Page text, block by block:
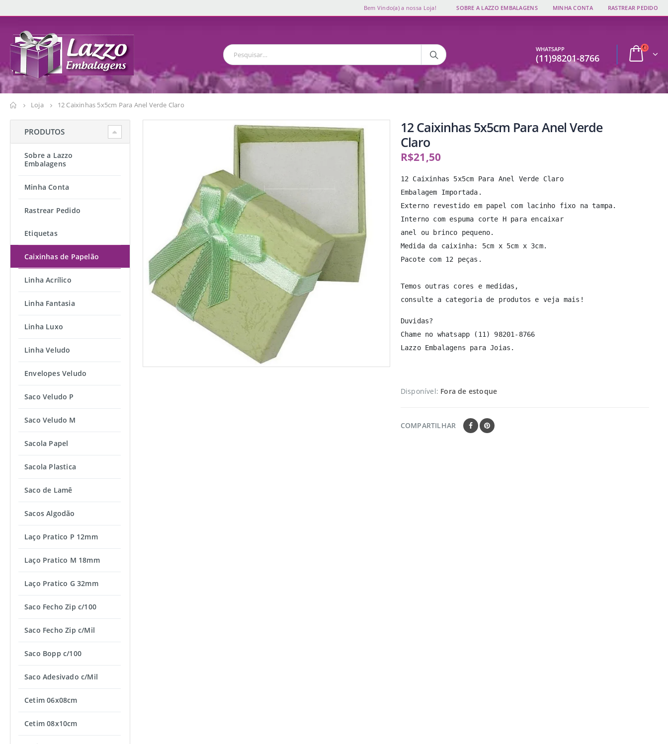
Bem Vindo(a) a nossa Loja! SOBRE A LAZZO EMBALAGENS MINHA CONTA RASTREAR PEDIDO
WHATSAPP
(11)98201-8766
Loja 12 Caixinhas 5x5cm Para Anel Verde Claro
12 Caixinhas 5x5cm Para Anel Verde
Claro
R$21,50
12 Caixinhas 5x5cm Para Anel Verde Claro
Embalagem Importada.
Externo revestido em papel com lacinho fixo na tampa.
Interno com espuma corte H para encaixar
anel ou brinco pequeno.
Medida da caixinha: 5cm x 5cm x 3cm.
Pacote com 12 peças.
Temos outras cores e medidas,
consulte a categoria de produtos e veja mais!
Duvidas?
Chame no whatsapp (11) 98201-8766
Lazzo Embalagens para Joias.
Disponível: Fora de estoque
COMPARTILHAR
PRODUTOS
Sobre a Lazzo
Embalagens
Minha Conta
Rastrear Pedido
Etiquetas
Caixinhas de Papelão
Linha Acrílico
Linha Fantasia
Linha Luxo
Linha Veludo
Envelopes Veludo
Saco Veludo P
Saco Veludo M
Sacola Papel
Sacola Plastica
Saco de Lamê
Sacos Algodão
Laço Pratico P 12mm
Laço Pratico M 18mm
Laço Pratico G 32mm
Saco Fecho Zip c/100
Saco Fecho Zip c/Mil
Saco Bopp c/100
Saco Adesivado c/Mil
Cetim 06x08cm
Cetim 08x10cm